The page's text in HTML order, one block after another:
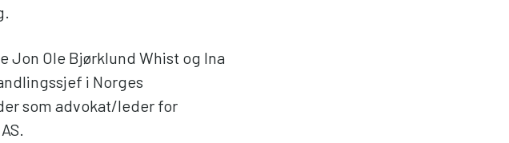
Jon Ole Bjørklund Whist og Ina
i Norges
som advokat/leder for